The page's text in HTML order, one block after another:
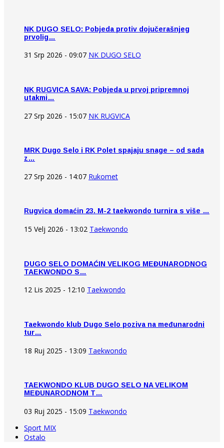
NK DUGO SELO: Pobjeda protiv dojučerašnjeg
prvolig…
31 Srp 2026 - 09:07 NK DUGO SELO
NK RUGVICA SAVA: Pobjeda u prvoj pripremnoj
utakmi…
27 Srp 2026 - 15:07 NK RUGVICA
MRK Dugo Selo i RK Polet spajaju snage – od sada
z…
27 Srp 2026 - 14:07 Rukomet
Rugvica domaćin 23. M-2 taekwondo turnira s više …
15 Velj 2026 - 13:02 Taekwondo
DUGO SELO DOMAĆIN VELIKOG MEĐUNARODNOG
TAEKWONDO S…
12 Lis 2025 - 12:10 Taekwondo
Taekwondo klub Dugo Selo poziva na međunarodni
tur…
18 Ruj 2025 - 13:09 Taekwondo
TAEKWONDO KLUB DUGO SELO NA VELIKOM
MEĐUNARODNOM T…
03 Ruj 2025 - 15:09 Taekwondo
Sport MIX
Ostalo